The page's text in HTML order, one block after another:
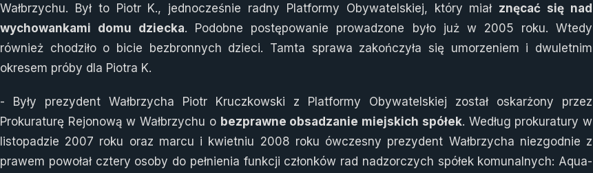
Wałbrzychu. Był to Piotr K., jednocześnie radny Platformy Obywatelskiej, który miał znęcać się nad
wychowankami domu dziecka. Podobne postępowanie prowadzone było już w 2005 roku. Wtedy
również chodziło o bicie bezbronnych dzieci. Tamta sprawa zakończyła się umorzeniem i dwuletnim
okresem próby dla Piotra K.
- Były prezydent Wałbrzycha Piotr Kruczkowski z Platformy Obywatelskiej został oskarżony przez
Prokuraturę Rejonową w Wałbrzychu o bezprawne obsadzanie miejskich spółek. Według prokuratury w
listopadzie 2007 roku oraz marcu i kwietniu 2008 roku ówczesny prezydent Wałbrzycha niezgodnie z
prawem powołał cztery osoby do pełnienia funkcji członków rad nadzorczych spółek komunalnych: Aqua-